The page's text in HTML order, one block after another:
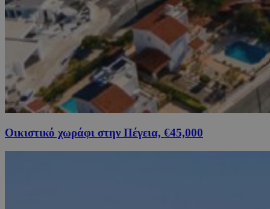
Οικιστικό χωράφι στην Πέγεια, €45,000